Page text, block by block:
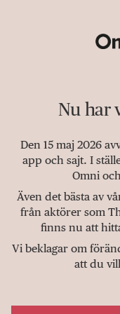
Nu har
Den 15 maj 2026
app och sajt. I
Omni
Även det bästa av
från aktörer som
finns nu att
Vi beklagar om
att du